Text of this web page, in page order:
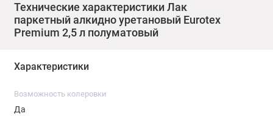
Технические характеристики Лак
паркетный алкидно уретановый Eurotex
Premium 2,5 л полуматовый
Характеристики
Возможность колеровки
Да